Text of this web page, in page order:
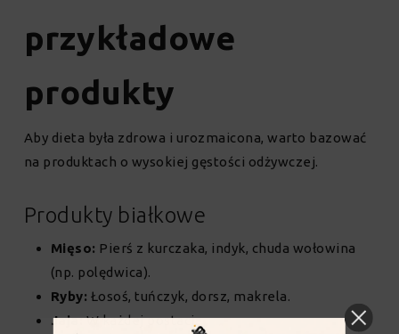
przykładowe
produkty
Aby dieta była zdrowa i urozmaicona, warto bazować
na produktach o wysokiej gęstości odżywczej.
Produkty białkowe
Mięso: Pierś z kurczaka, indyk, chuda wołowina
(np. polędwica).
Ryby: Łosoś, tuńczyk, dorsz, makrela.
Jaja:W każdej postaci.